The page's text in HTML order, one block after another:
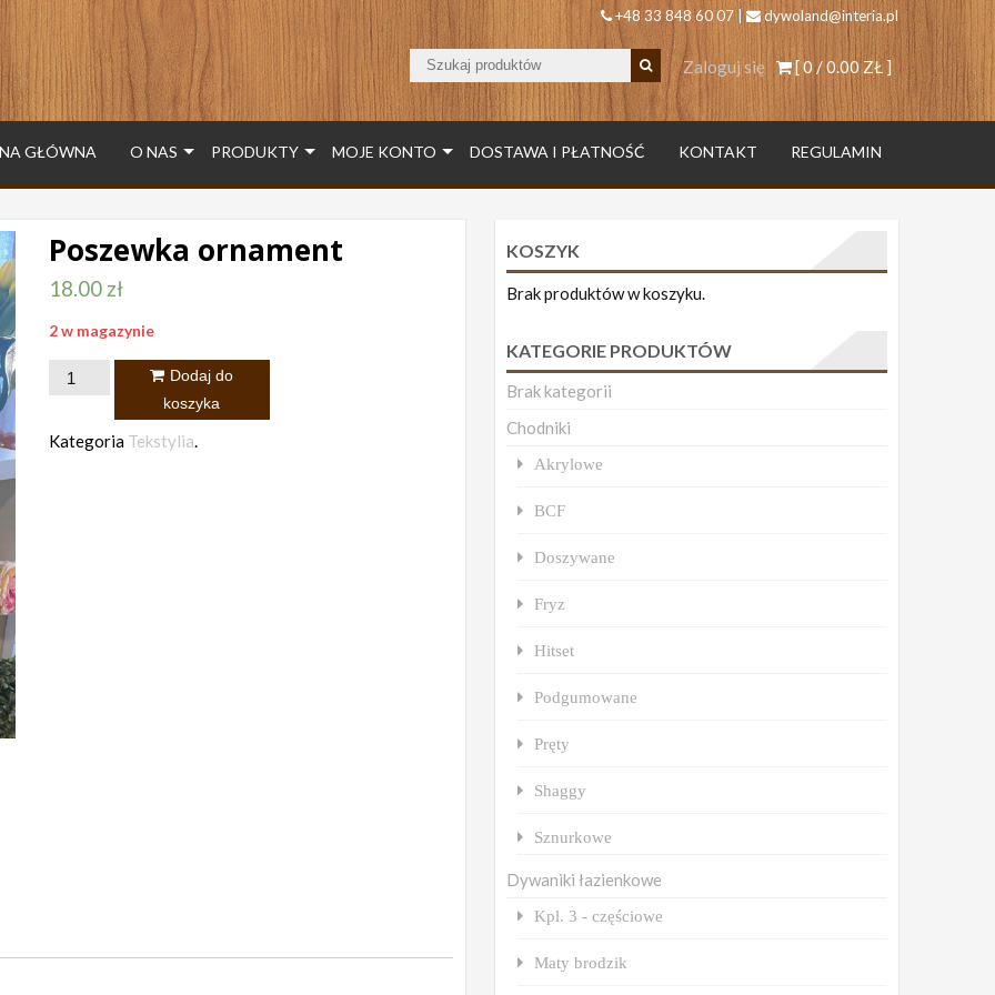
+48 33 848 60 07 | dywoland@interia.pl
[ 0 /0.00 ZŁ]
Zaloguj się
GŁÓWNA O NAS PRODUKTY MOJE KONTO DOSTAWA I PŁATNOŚĆ KONTAKT REGULAMIN
Poszewka ornament
18.00 zł
2 w magazynie
ilość
ornament
Dodaj do
koszyka
Kategoria Tekstylia.
KOSZYK
Brak produktów w koszyku.
KATEGORIE PRODUKTÓW
Brak kategorii
Chodniki
Akrylowe
BCF
Doszywane
Fryz
Hitset
Podgumowane
Pręty
Shaggy
Sznurkowe
Dywaniki łazienkowe
Kpl. 3 - częściowe
Maty brodzik